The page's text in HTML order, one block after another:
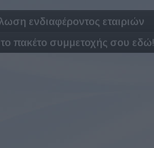
ενδιαφέροντος εταιριών
το πακέτο συμμετοχής σου εδώ!